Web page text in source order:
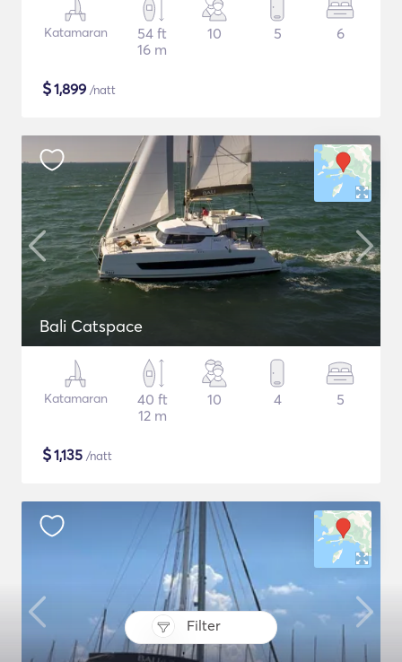
Filter
Katamaran
54 ft
16 m
10 5 6
$1,899 /natt
Bali Catspace
Katamaran
40 ft
12 m
10 4 5
$1,135 /natt